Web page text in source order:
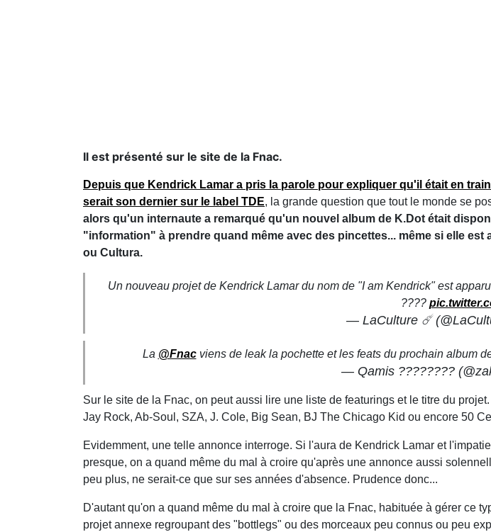
Il est présenté sur le site de la Fnac.
Depuis que Kendrick Lamar a pris la parole pour expliquer qu'il était en
serait son dernier sur le label TDE, la grande question que tout le monde se
alors qu'un internaute a remarqué qu'un nouvel album de K.Dot était
"information" à prendre quand même avec des pincettes... même si elle
ou Cultura.
Un nouveau projet de Kendrick Lamar du nom de "I am Kendrick" est
????
— LaCulture ☄️
La @Fnacviens de leak la pochette et les feats du prochain album
— Qamis ????????
Sur le site de la Fnac, on peut aussi lire une liste de featurings et le titre du
Jay Rock, Ab-Soul, SZA, J. Cole, Big Sean, BJ The Chicago Kid ou encore 50
Evidemment, une telle annonce interroge. Si l'aura de Kendrick Lamar et
presque, on a quand même du mal à croire qu'après une annonce aussi
peu plus, ne serait-ce que sur ses années d'absence. Prudence donc...
D'autant qu'on a quand même du mal à croire que la Fnac, habituée à gérer ce
projet annexe regroupant des "bottlegs" ou des morceaux peu connus ou peu